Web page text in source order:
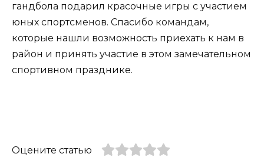
гандбола подарил красочные игры с участием
юных спортсменов. Спасибо командам,
которые нашли возможность приехать к нам в
район и принять участие в этом замечательном
спортивном празднике.
Оцените статью